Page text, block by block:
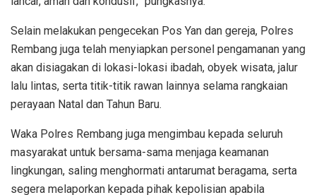
Selain melakukan pengecekan Pos Yan dan gereja, Polres
Rembang juga telah menyiapkan personel pengamanan yang
akan disiagakan di lokasi-lokasi ibadah, obyek wisata, jalur
lalu lintas, serta titik-titik rawan lainnya selama rangkaian
perayaan Natal dan Tahun Baru.
Waka Polres Rembang juga mengimbau kepada seluruh
masyarakat untuk bersama-sama menjaga keamanan
lingkungan, saling menghormati antarumat beragama, serta
segera melaporkan kepada pihak kepolisian apabila